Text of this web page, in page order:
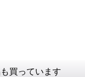
買っています